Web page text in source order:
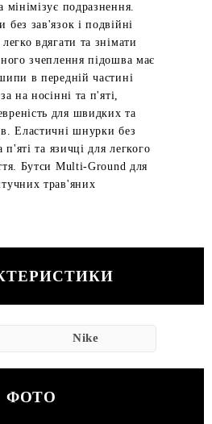
мінімізує подразнення.
без зав'язок і подвійні
вдягати та знімати
зчеплення підошва має
в передній частині
на носінні та п'яті,
для швидких та
Еластичні шнурки без
п'яті та язичці для легкого
Бутси Multi-Ground для
трав'яних
Nike
ФОТО